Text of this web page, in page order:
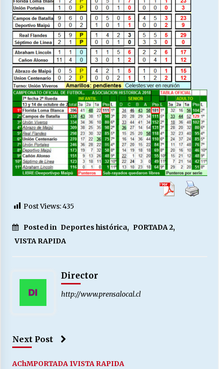
Post Views:435
Posted in Deportes histórica, PORTADA 2,
VISTA RAPIDA
Director
http://www.prensalocal.cl
Next Post
AChMPORTADA 1VISTA RAPIDA